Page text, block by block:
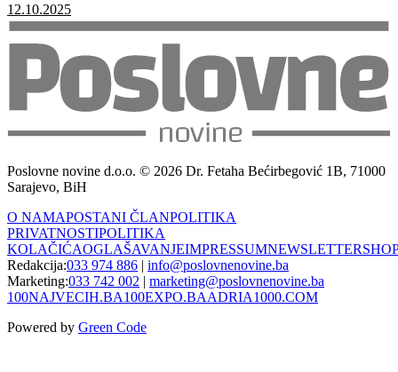
12.10.2025
Poslovne novine d.o.o. © 2026 Dr. Fetaha Bećirbegović 1B, 71000
Sarajevo, BiH
O NAMAPOSTANI ČLANPOLITIKA
PRIVATNOSTIPOLITIKA
KOLAČIĆAOGLAŠAVANJEIMPRESSUMNEWSLETTER
Redakcija:033 974 886 | info@poslovnenovine.ba
Marketing:033 742 002 | marketing@poslovnenovine.ba
100NAJVECIH.BA100EXPO.BAADRIA1000.COM
Powered by Green Code